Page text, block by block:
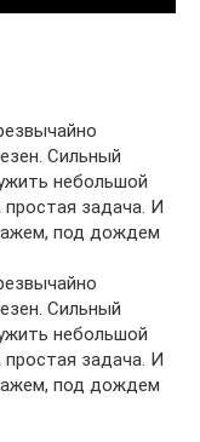
Сильный
небольшой
простая задача. И
под дождем
Сильный
небольшой
простая задача. И
под дождем